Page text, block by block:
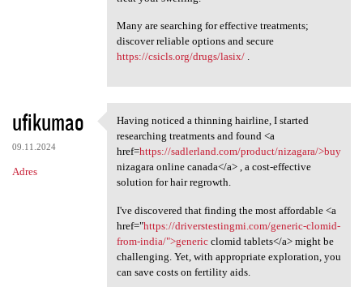
Many are searching for effective treatments;
discover reliable options and secure
https://csicls.org/drugs/lasix/.
ufikumao
09.11.2024
Adres
Having noticed a thinning
Having noticed a thinning hairline, I started
researching treatments and found <a
href=https://sadlerland.com/product/nizagara/>buy
nizagara online canada</a> , a cost-effective
solution for hair regrowth.
I've discovered that finding the most affordable <a
href="https://driverstestingmi.com/generic-clomid-
from-india/">genericclomid tablets</a> might be
challenging. Yet, with appropriate exploration, you
can save costs on fertility aids.